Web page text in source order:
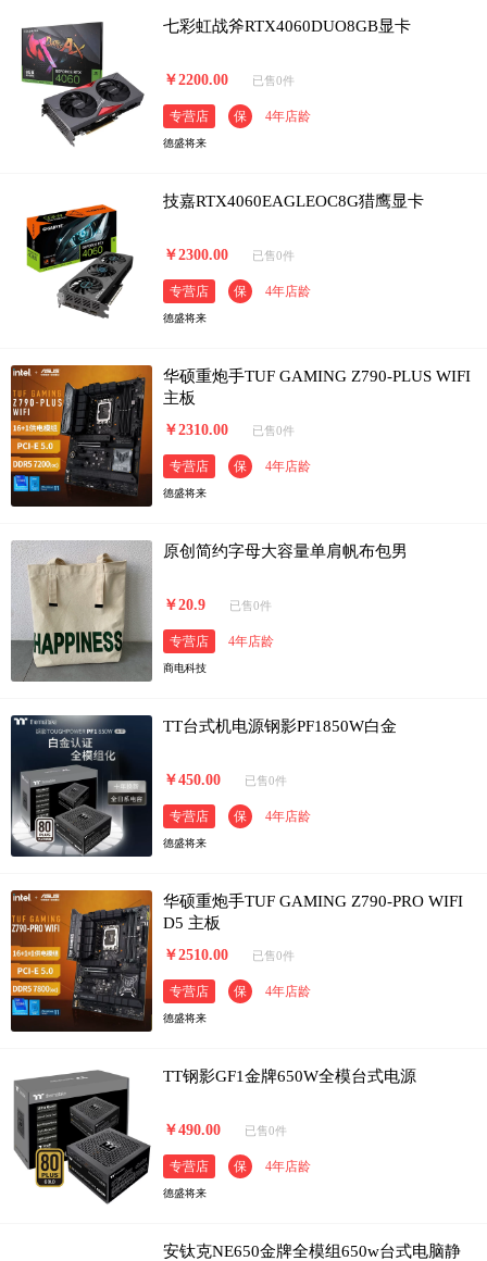
七彩虹战斧RTX4060DUO8GB显卡
￥2200.00 已售0件
专营店 保 4年店龄
德盛将来
技嘉RTX4060EAGLEOC8G猎鹰显卡
￥2300.00 已售0件
专营店 保 4年店龄
德盛将来
华硕重炮手TUF GAMING Z790-PLUS WIFI
主板
￥2310.00 已售0件
专营店 保 4年店龄
德盛将来
原创简约字母大容量单肩帆布包男
￥20.9 已售0件
专营店 4年店龄
商电科技
TT台式机电源钢影PF1850W白金
￥450.00 已售0件
专营店 保 4年店龄
德盛将来
华硕重炮手TUF GAMING Z790-PRO WIFI
D5 主板
￥2510.00 已售0件
专营店 保 4年店龄
德盛将来
TT钢影GF1金牌650W全模台式电源
￥490.00 已售0件
专营店 保 4年店龄
德盛将来
安钛克NE650金牌全模组650w台式电脑静